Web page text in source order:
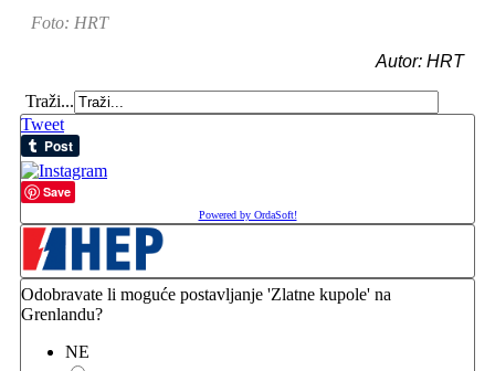
Foto: HRT
Autor: HRT
Traži...
Tweet
Save
Powered by OrdaSoft!
Odobravate li moguće postavljanje 'Zlatne kupole' na
Grenlandu?
NE